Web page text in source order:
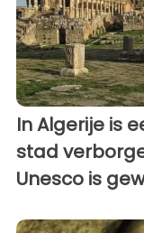
In Algerije is
stad
Unesco is